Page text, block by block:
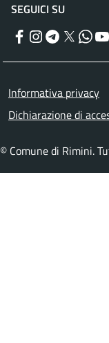
SEGUICI SU
Facebook
Instagram
Telegram
Twitter
Menu piè
Informativa privacy
Dichiarazione di
© Comune di Rimini.